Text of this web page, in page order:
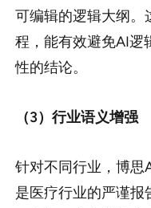
可编辑的逻辑大纲。
程，能有效避免AI逻
性的结论。
（3）行业语义增强
针对不同行业，博思
是医疗行业的严谨报